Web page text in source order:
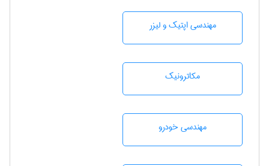
مهندسی اپتیک و لیزر
مکاترونیک
مهندسی خودرو